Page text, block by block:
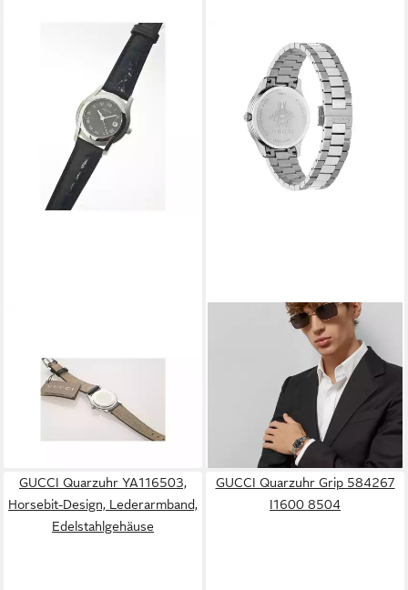
Römische Ziffern, geprägtes
Lederband
464,90 € UVP490,00 €
Automatikuhr G Timeless
1.600,00 €
lieferbar - in 2-3 Werktagen bei dir
GUCCI Quarzuhr YA116503,
Horsebit-Design, Lederarmband,
Edelstahlgehäuse
GUCCI Quarzuhr Grip 584267
I1600 8504